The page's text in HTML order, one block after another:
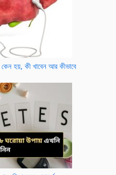
কেন হয়, কী খাবেন আর কীভাবে